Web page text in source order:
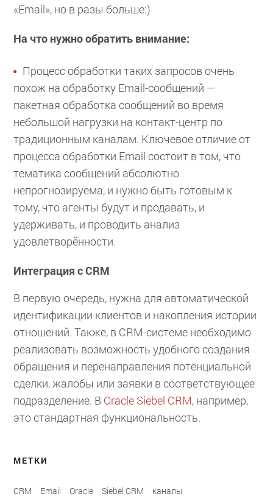
«Email», но в разы больше:)
На что нужно обратить внимание:
Процесс обработки таких запросов очень
похож на обработку Email-сообщений —
пакетная обработка сообщений во время
небольшой нагрузки на контакт-центр по
традиционным каналам. Ключевое отличие от
процесса обработки Email состоит в том, что
тематика сообщений абсолютно
непрогнозируема, и нужно быть готовым к
тому, что агенты будут и продавать, и
удерживать, и проводить анализ
удовлетворённости.
Интеграция с CRM
В первую очередь, нужна для автоматической
идентификации клиентов и накопления истории
отношений. Также, в CRM-системе необходимо
реализовать возможность удобного создания
обращения и перенаправления потенциальной
сделки, жалобы или заявки в соответствующее
подразделение. В Oracle Siebel CRM, например,
это стандартная функциональность.
МЕТКИ
CRM Email Oracle Siebel CRM каналы